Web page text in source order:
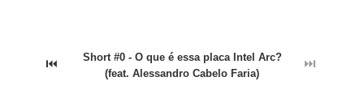
⏮
Short #0 - O que é essa placa Intel Arc?
(feat. Alessandro Cabelo Faria)
⏭